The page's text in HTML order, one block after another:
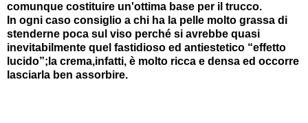
comunque costituire un'ottima base per il trucco.
In ogni caso consiglio a chi ha la pelle molto grassa di
stenderne poca sul viso perché si avrebbe quasi
inevitabilmente quel fastidioso ed antiestetico “effetto
lucido”;la crema,infatti, è molto ricca e densa ed occorre
lasciarla ben assorbire.